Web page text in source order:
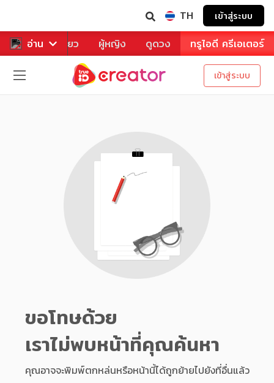
TH เข้าสู่ระบบ
อ่าน
หาร ท่องเที่ยว ผู้หญิง ดูดวง ทรูไอดี ครีเอเตอร์
เข้าสู่ระบบ
ขอโทษด้วย
เราไม่พบหน้าที่คุณค้นหา
คุณอาจจะพิมพ์ตกหล่นหรือหน้านี้ได้ถูกย้ายไปยังที่อื่นแล้ว